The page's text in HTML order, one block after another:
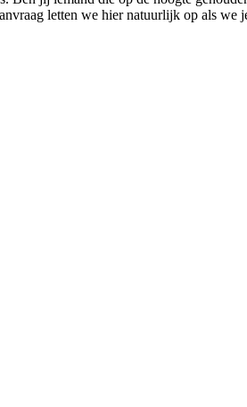
letten we hier natuurlijk op als we